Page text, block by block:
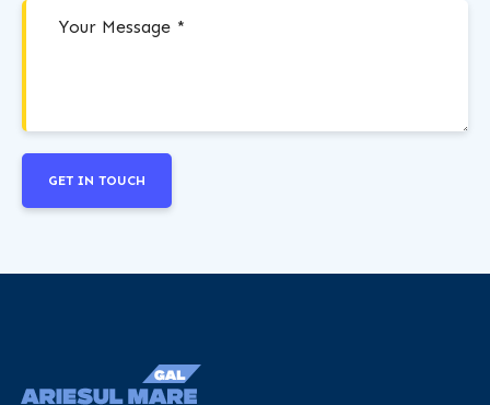
GET IN TOUCH